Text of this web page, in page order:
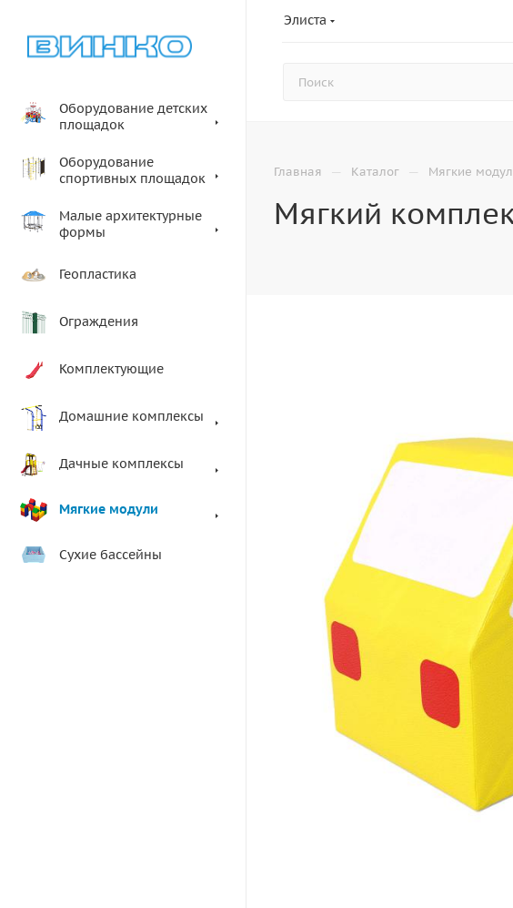
Элиста
Оборудование детских
площадок
Оборудование
спортивных площадок
Малые архитектурные
формы
Геопластика
Ограждения
Комплектующие
Домашние комплексы
Дачные комплексы
Мягкие модули
Сухие бассейны
Главная — Каталог — Мягкие
Мягкий